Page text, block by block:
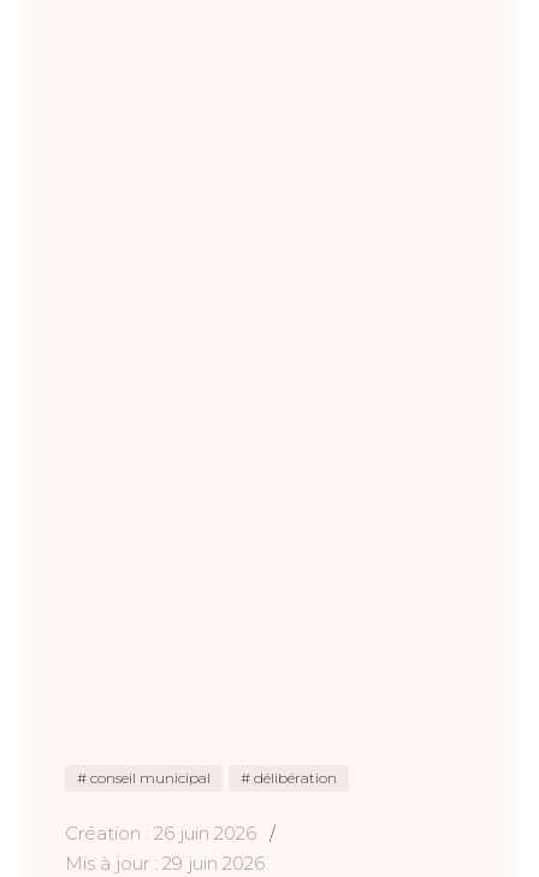
conseil municipal délibération
Création : 26 juin 2026
Mis à jour : 29 juin 2026